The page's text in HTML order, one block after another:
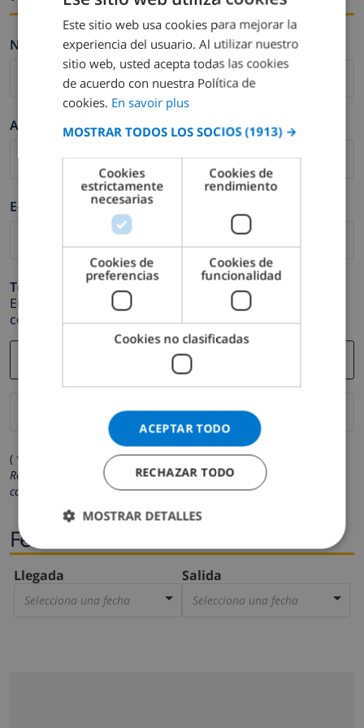
Nombre *
Apellidos *
E-mail *
Teléfono *
En caso de que su dirección de e-mail no funcione
correctamente.
( * Los campos marcados con un asterisco son obligatorios )
Respetamos su privacidad. Sus datos personales no serán
compartidos con ninguna otra persona o empresa.
Fechas
Llegada
Selecciona una fecha
Salida
Selecciona una fecha
FRENCH
DUTCH
FRENCH
GERMAN
CATALAN
ITALIAN
DANISH
Este sitio web usa cookies para mejorar la
experiencia del usuario. Al utilizar nuestro
sitio web, usted acepta todas las cookies
de acuerdo con nuestra Política de
cookies. En savoir plus
MOSTRAR TODOS LOS SOCIOS (1913) →
Cookies
estrictamente
necesarias
Cookies de
rendimiento
Cookies de
preferencias
Cookies de
funcionalidad
Cookies no clasificadas
ACEPTAR TODO
RECHAZAR TODO
MOSTRAR DETALLES